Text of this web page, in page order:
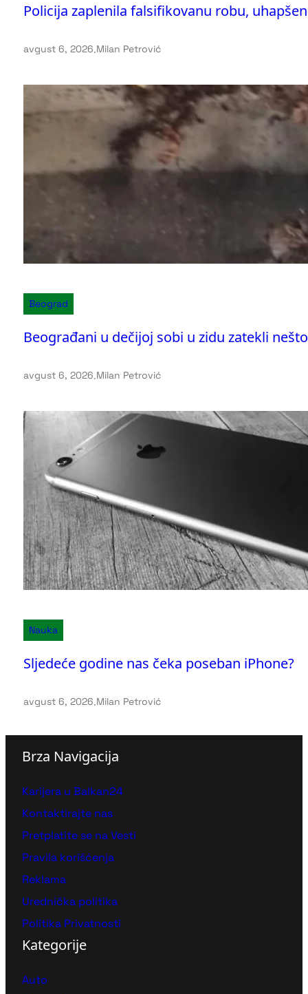
Policija zaplenila falsifikovanu robu,
avgust 6, 2026.Milan Petrović
Beograd
Beograđani u dečijoj sobi u zidu zatekli
avgust 6, 2026.Milan Petrović
Nauka
Sljedeće godine nas čeka poseban iPhone?
avgust 6, 2026.Milan Petrović
Brza Navigacija
Karijera u Balkan24
Kontaktirajte nas
Pretplatite se na Vesti
Pravila korišćenja
Reklama
Urednička politika
Politika Privatnosti
Kategorije
Auto